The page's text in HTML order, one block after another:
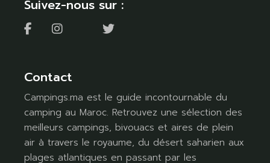
Suivez-nous sur :
Contact
Campings.ma est le guide incontournable du
camping au Maroc. Retrouvez une sélection des
meilleurs campings, bivouacs et aires de plein
air à travers le royaume, du désert saharien aux
plages atlantiques en passant par les